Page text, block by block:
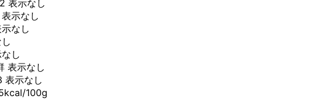
表示なし
示なし
なし
し
表示なし
表示なし
100g